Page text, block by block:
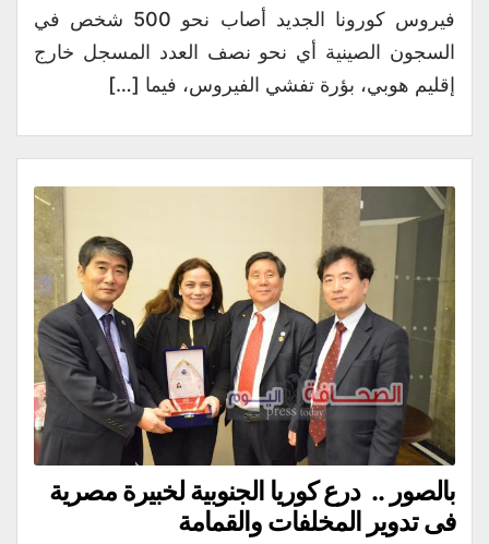
فيروس كورونا الجديد أصاب نحو 500 شخص في
السجون الصينية أي نحو نصف العدد المسجل خارج
إقليم هوبي، بؤرة تفشي الفيروس، فيما […]
بالصور .. درع كوريا الجنوبية لخبيرة مصرية
فى تدوير المخلفات والقمامة